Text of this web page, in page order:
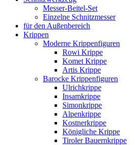
Messer-Beitel-Set
Einzelne Schnitzmesser
für den Außenbereich
Krippen
Moderne Krippenfiguren
Rowi Krippe
Komet Krippe
Artis Krippe
Barocke Krippenfiguren
Ulrichkrippe
Insamkrippe
Simonkrippe
Alpenkrippe
Kostnerkrippe
Königliche Krippe
Tiroler Bauernkrippe